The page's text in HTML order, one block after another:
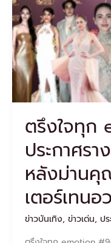
ตรึงใจทุก
ประกาศร
หลังม่านคุ
เตอร์เทน
ข่าวบันเทิง, ข่าวเด่น, ป
emotion
งาน
ประกาศ
รางวัล
หน้า
ม่าน
คุณภาพ
หลัง
คุณธรรม
“ไนน์
เอ็น
เตอร์
เท
วอร์ด
ปี
2025”